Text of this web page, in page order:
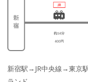
新宿駅→JR中央線→東京